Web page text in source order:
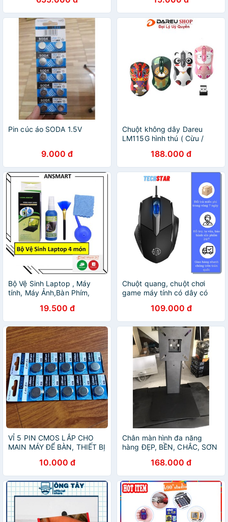
Pin cúc áo SODA 1.5V
9.000 đ
Chuột không dây Dareu
LM115G hình thú ( Cừu /
188.000 đ
Bộ Vệ Sinh Laptop , Máy
tính, Máy Ảnh,Bàn Phím,
19.500 đ
Chuột quang, chuột chơi
game máy tính có dây có
109.000 đ
VỈ 5 PIN CMOS LẮP CHO
MAIN MÁY ĐỂ BÀN, THIẾT BỊ
DÒNG LAPTOP
10.000 đ
Chân màn hình đa năng
hàng ĐẸP, BỀN, CHẮC, SƠN
168.000 đ